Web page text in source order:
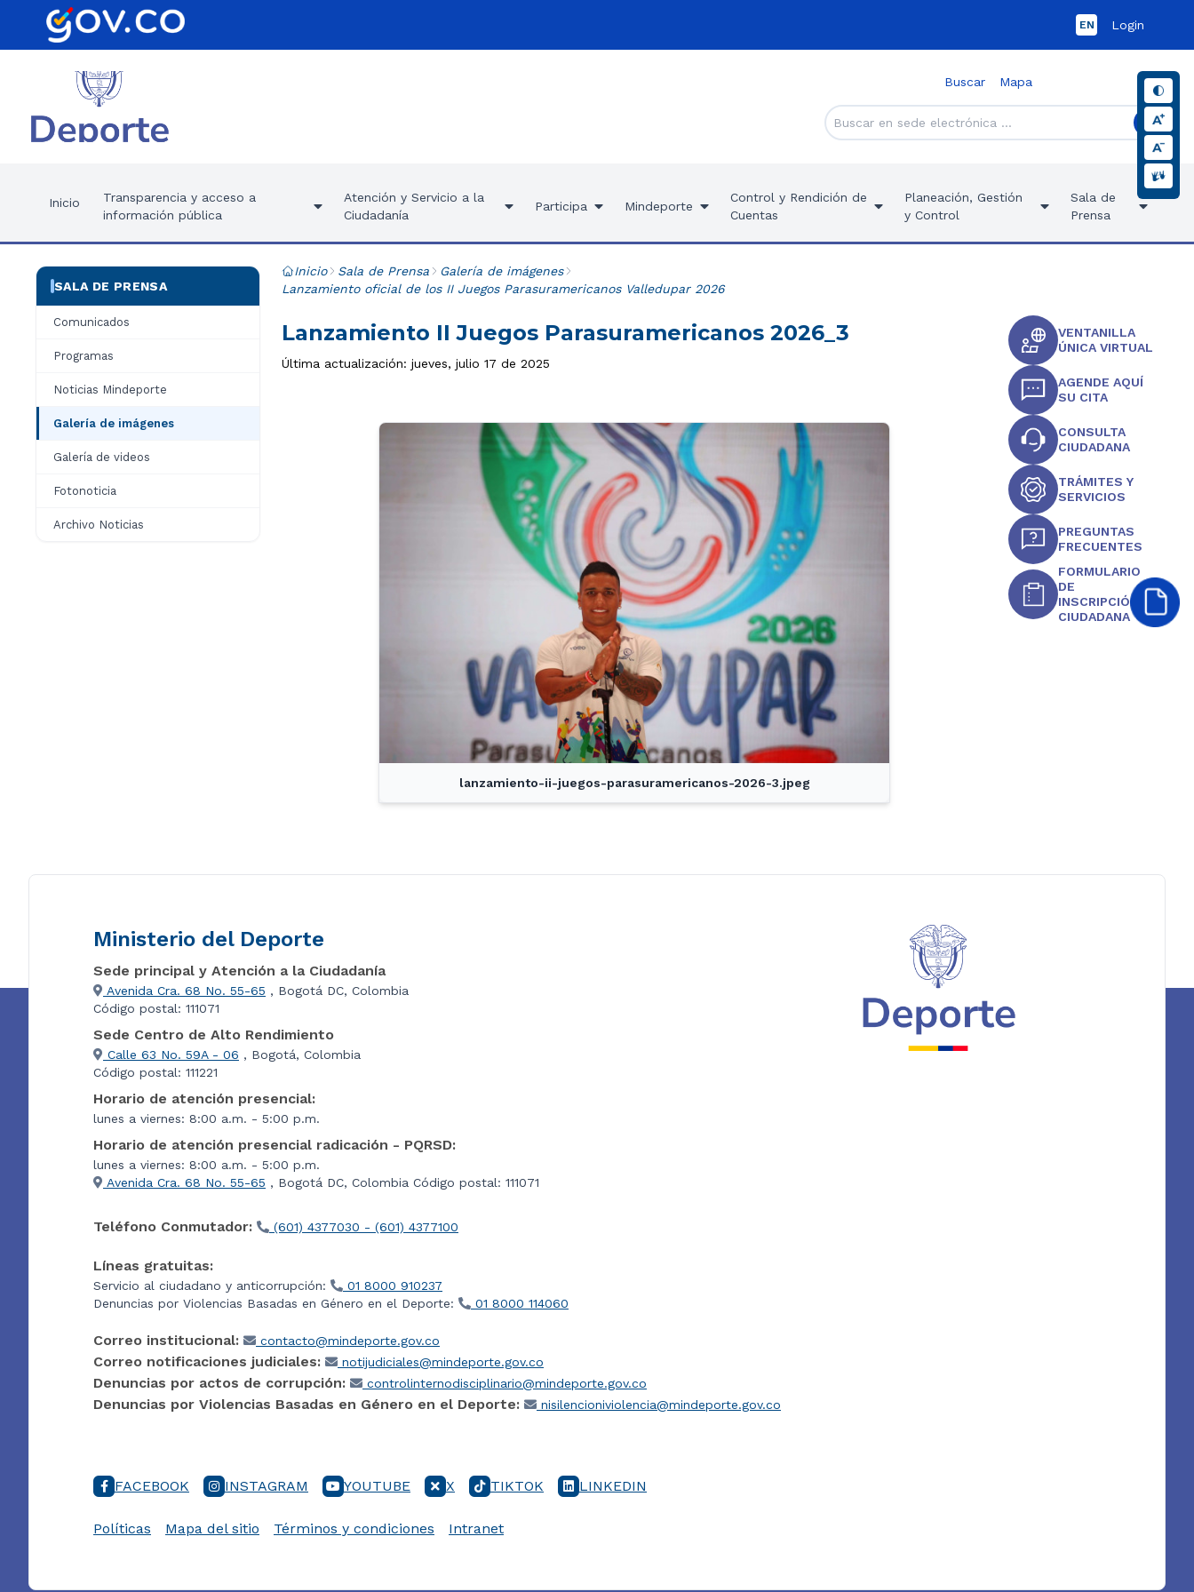
EN Login
Buscar Mapa
Inicio
Transparencia y acceso a
información pública
Atención y Servicio a la
Ciudadanía
Participa Mindeporte
Control y Rendición de
Cuentas
Planeación, Gestión
y Control
Sala de
Prensa
SALA DE PRENSA
Comunicados
Programas
Noticias Mindeporte
Galería de imágenes
Galería de videos
Fotonoticia
Archivo Noticias
Inicio Sala de Prensa
Galería de imágenes
Lanzamiento oficial de los II Juegos Parasuramericanos Valledupar 2026
Lanzamiento II Juegos Parasuramericanos 2026_3
Última actualización: jueves, julio 17 de 2025
lanzamiento-ii-juegos-parasuramericanos-2026-3.jpeg
VENTANILLA
ÚNICA VIRTUAL
AGENDE AQUÍ
SU CITA
CONSULTA
CIUDADANA
TRÁMITES Y
SERVICIOS
PREGUNTAS
FRECUENTES
FORMULARIO
DE
INSCRIPCIÓN
CIUDADANA
Ministerio del Deporte
Sede principal y Atención a la Ciudadanía
Avenida Cra. 68 No. 55-65 , Bogotá DC, Colombia
Código postal: 111071
Sede Centro de Alto Rendimiento
Calle 63 No. 59A - 06 , Bogotá, Colombia
Código postal: 111221
Horario de atención presencial:
lunes a viernes: 8:00 a.m. - 5:00 p.m.
Horario de atención presencial radicación - PQRSD:
lunes a viernes: 8:00 a.m. - 5:00 p.m.
Avenida Cra. 68 No. 55-65 , Bogotá DC, Colombia Código postal: 111071
Teléfono Conmutador: (601) 4377030 - (601) 4377100
Líneas gratuitas:
Servicio al ciudadano y anticorrupción:
01 8000 910237
Denuncias por Violencias Basadas en Género en el Deporte:
01 8000 114060
Correo institucional: contacto@mindeporte.gov.co
Correo notificaciones judiciales: notijudiciales@mindeporte.gov.co
Denuncias por actos de corrupción: controlinternodisciplinario@mindeporte.gov.co
Denuncias por Violencias Basadas en Género en el Deporte: nisilencioniviolencia@mindeporte.gov.co
FACEBOOK INSTAGRAM YOUTUBE X TIKTOK LINKEDIN
Políticas Mapa del sitio Términos y condiciones Intranet